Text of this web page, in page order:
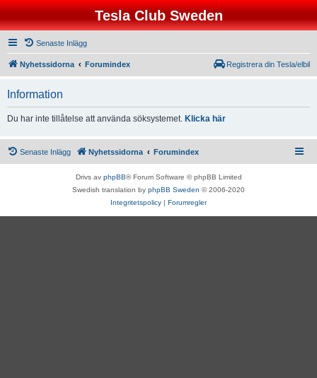
Tesla Club Sweden
Senaste Inlägg
Nyhetssidorna Forumindex Registrera din Tesla/elbil
Information
Du har inte tillåtelse att använda söksystemet. Klicka här
Senaste Inlägg Nyhetssidorna Forumindex
Drivs av phpBB® Forum Software © phpBB Limited
Swedish translation by phpBB Sweden © 2006-2020
Integritetspolicy | Forumregler